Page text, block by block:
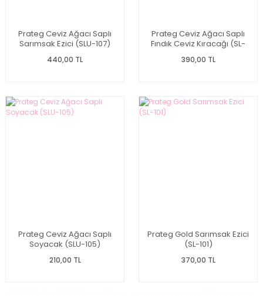
Prateg Ceviz Ağacı Saplı
Sarımsak Ezici (SLU-107)
440,00 TL
Prateg Ceviz Ağacı Saplı
Fındık Ceviz Kıracağı (SL-
390,00 TL
Prateg Ceviz Ağacı Saplı
Soyacak (SLU-105)
210,00 TL
Prateg Gold Sarımsak Ezici
(SL-101)
370,00 TL